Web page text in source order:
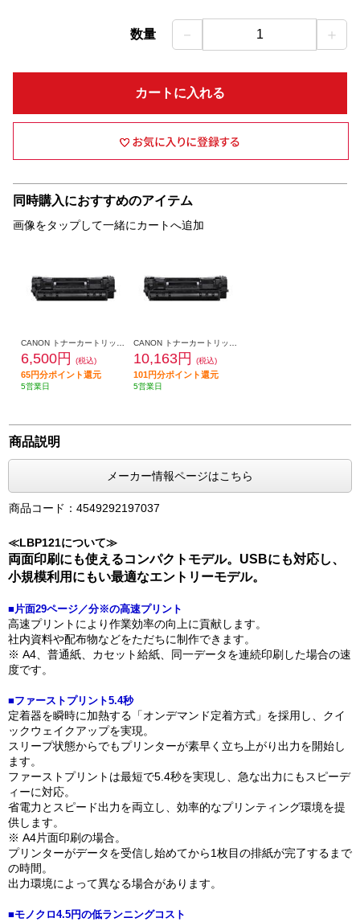
数量 － 1 ＋
カートに入れる
同時購入におすすめのアイテム
画像をタップして一緒にカートへ追加
6,500円 (税込)
65円分ポイント還元
5営業日
10,163円 (税込)
101円分ポイント還元
5営業日
商品説明
メーカー情報ページはこちら
商品コード：4549292197037
≪LBP121について≫
両面印刷にも使えるコンパクトモデル。USBにも対応し、
小規模利用にもい最適なエントリーモデル。
■片面29ページ／分※の高速プリント
高速プリントにより作業効率の向上に貢献します。
社内資料や配布物などをただちに制作できます。
※ A4、普通紙、カセット給紙、同一データを連続印刷した場合の速
度です。
■ファーストプリント5.4秒
定着器を瞬時に加熱する「オンデマンド定着方式」を採用し、クイ
ックウェイクアップを実現。
スリープ状態からでもプリンターが素早く立ち上がり出力を開始し
ます。
ファーストプリントは最短で5.4秒を実現し、急な出力にもスピーデ
ィーに対応。
省電力とスピード出力を両立し、効率的なプリンティング環境を提
供します。
※ A4片面印刷の場合。
プリンターがデータを受信し始めてから1枚目の排紙が完了するまで
の時間。
出力環境によって異なる場合があります。
■モノクロ4.5円の低ランニングコスト